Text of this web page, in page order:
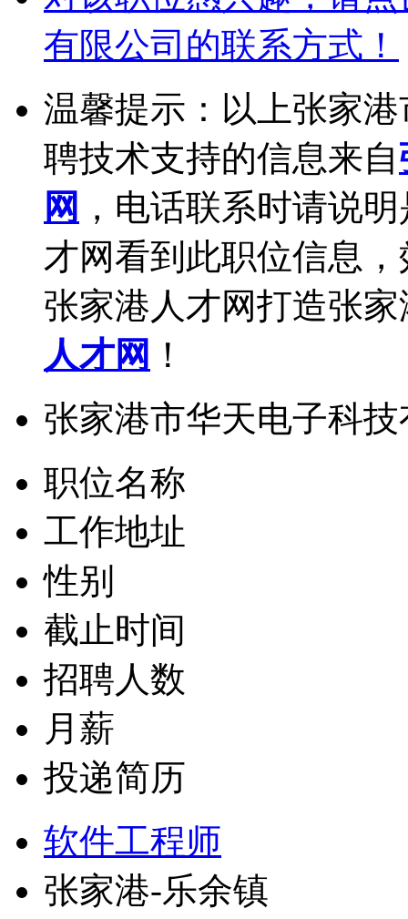
有限公司的联系方式！
温馨提示：以上张家
聘技术支持的信息来自
网 ，电话联系时请说
才网看到此职位信息
张家港人才网打造张
人才网 ！
张家港市华天电子科
职位名称
工作地址
性别
截止时间
招聘人数
月薪
投递简历
软件工程师
张家港-乐余镇